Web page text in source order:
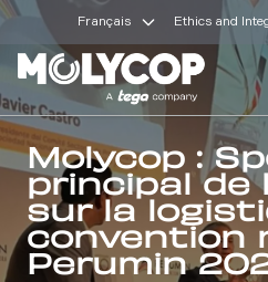
Français Ethics and
Molycop :
principal de
sur la
convention
Perumin